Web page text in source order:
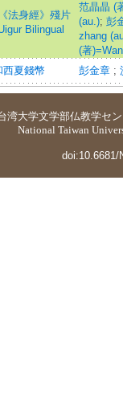
法身經》殘片
Bilingual
范晶晶 (
(au.); 彭
zhang
(著
西夏錢幣
彭金章 ;
湾大学文学部仏教学セ
National Taiwan
doi:10.6681/